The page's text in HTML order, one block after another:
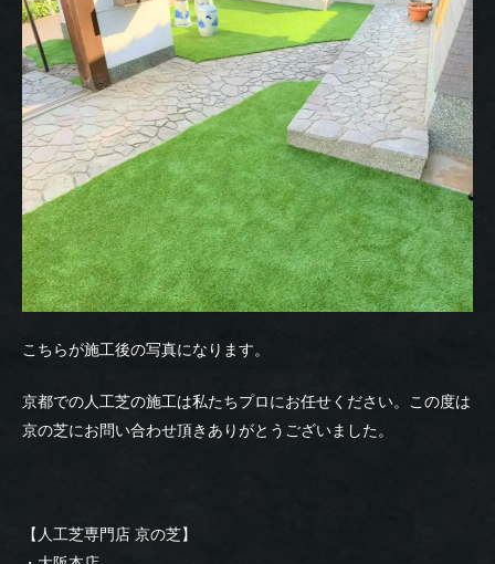
こちらが施工後の写真になります。
京都での人工芝の施工は私たちプロにお任せください。この度は
京の芝にお問い合わせ頂きありがとうございました。
【人工芝専門店 京の芝】